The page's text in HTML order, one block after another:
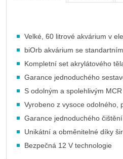
Velké, 60 litrové akvárium v
biOrb akvárium se
Kompletní set akrylátového
Garance jednoduchého
S odolným a spolehlivým
Vyrobeno z vysoce odolného,
Garance jednoduchého
Unikátní a obměnitelné díky
Bezpečná 12 V technologie